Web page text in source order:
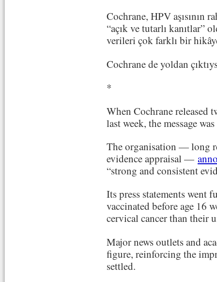
Cochrane, HPV aşısının
“açık ve tutarlı kanıtlar”
verileri çok farklı bir
Cochrane de yoldan
*
When Cochrane released
last week, the message
The organisation — long
evidence appraisal —
“strong and consistent
Its press statements went
vaccinated before age 16
cervical cancer than their
Major news outlets and
figure, reinforcing the
settled.